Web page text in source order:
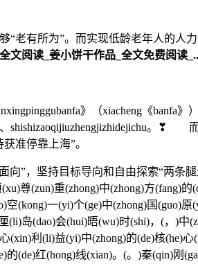
所为”。而实现低龄老年人的人力
文阅读_姜小饼干作品_全文免费阅读
》（xiacheng《banfa》）
、shishizaoqijiuzhengjizhidejichu。
准停靠上海”。
坚持目标导向和自由探索“两条腿
重(zhong)中(zhong)方(fang)的
(kong)一(yi)个(ge)中(zhong)国(guo)
岛(dao)会(hui)晤(wu)时(shi)，(，)中
利(li)益(yi)中(zhong)的(de)核(he)
(de)红(hong)线(xian)。(。)秦(qin)刚